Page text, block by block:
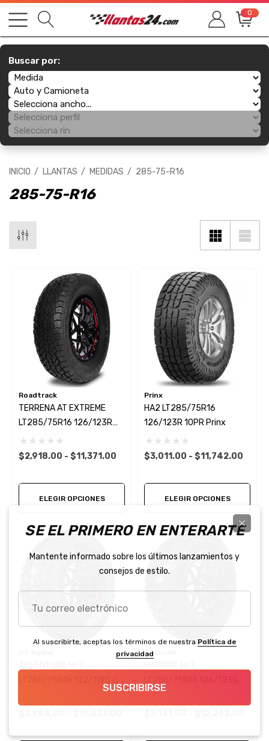
0
Buscar por:
INICIO LLANTAS MEDIDAS 285-75-R16
285-75-R16
Roadtrack
TERRENA AT EXTREME
LT285/75R16 126/123R
10PR Roadtrack
$2,918.00 - $11,371.00
ELEGIR OPCIONES
Prinx
HA2 LT285/75R16
126/123R 10PR Prinx
$3,011.00 - $11,742.00
ELEGIR OPCIONES
Austone
Austone
SE EL PRIMERO EN ENTERARTE
Mantente informado sobre los últimos lanzamientos y
consejos de estilo.
correo
electrónico
Al suscribirte, aceptas los términos de nuestra Política de
privacidad
SUSCRIBIRSE